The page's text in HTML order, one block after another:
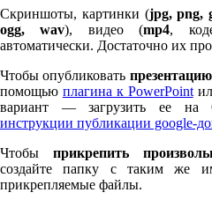
Скриншоты, картинки (jpg, png,
ogg, wav), видео (mp4,
автоматически. Достаточно их
Чтобы опубликовать презентацию
помощью плагина к Pow­er­Point
вариант — загрузить ее на
инструкции публикации google-
Чтобыприкрепить
создайте папку с таким же
прикрепляемые файлы.